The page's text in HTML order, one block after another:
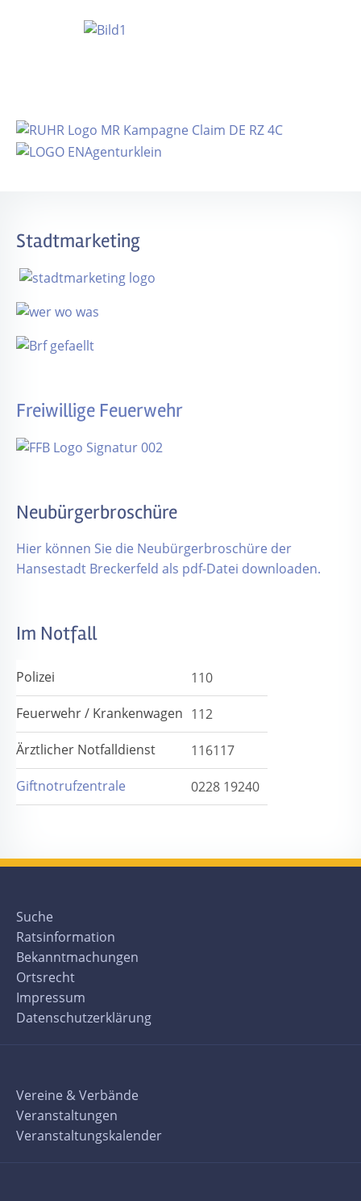
Stadtmarketing
Freiwillige Feuerwehr
Neubürgerbroschüre
Hier können Sie die Neubürgerbroschüre der
Hansestadt Breckerfeld als pdf-Datei downloaden.
Im Notfall
Polizei
110
Feuerwehr / Krankenwagen 112
Ärztlicher Notfalldienst
116117
Giftnotrufzentrale
0228 19240
Suche
Ratsinformation
Bekanntmachungen
Ortsrecht
Impressum
Datenschutzerklärung
Vereine & Verbände
Veranstaltungen
Veranstaltungskalender